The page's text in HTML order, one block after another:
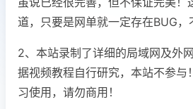
道，只要是网单就一定存在BUG，
2、本站录制了详细的局域网及外
据视频教程自行研究，本站不参与
习使用，请勿商用！